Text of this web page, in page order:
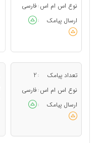
نوع اس ام اس : فارسی
ارسال پیامک
:
تعداد پیامک :
2
نوع اس ام اس : فارسی
ارسال پیامک
: